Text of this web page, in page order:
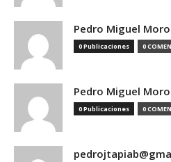
Pedro Miguel
0 Publicaciones 0
Pedro Miguel
0 Publicaciones 0